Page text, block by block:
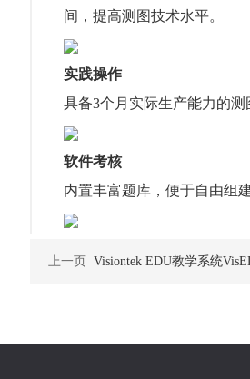
间，提高测图技术水平。
实践操作
具备3个月实际生产能力的
软件考核
内置丰富题库，便于自由组
上一页 Visiontek EDU教学系统